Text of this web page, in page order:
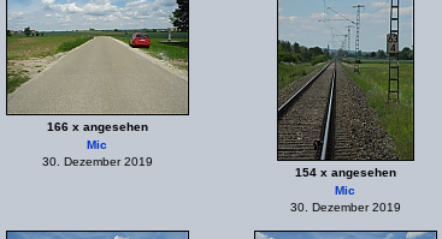
166 x angesehen
Mic
30. Dezember 2019
154 x angesehen
Mic
30. Dezember 2019